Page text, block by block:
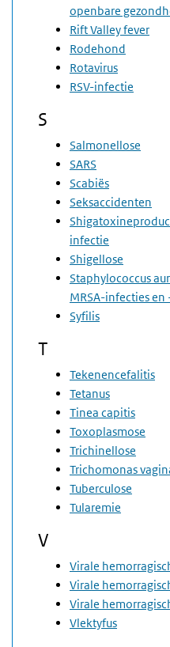
openbare
Rift Valley fever
Rodehond
Rotavirus
RSV-infectie
S
Salmonellose
SARS
Scabiës
Seksaccidenten
infectie
Shigellose
Staphylococcus
MRSA-infecties en
Syfilis
T
Tekenencefalitis
Tetanus
Tinea capitis
Toxoplasmose
Trichinellose
Trichomonas
Tuberculose
Tularemie
V
Virale
Virale
Virale
Vlektyfus